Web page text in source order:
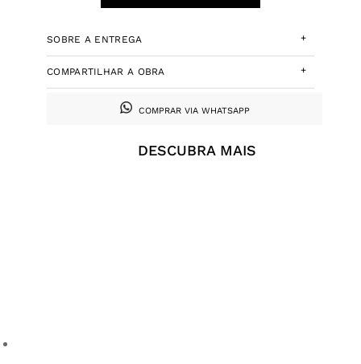
SOBRE A ENTREGA +
COMPARTILHAR A OBRA +
COMPRAR VIA WHATSAPP
DESCUBRA MAIS